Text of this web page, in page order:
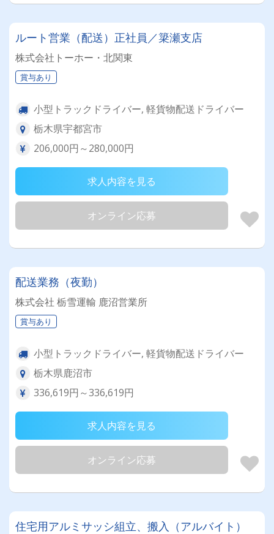
ルート営業（配送）正社員／簗瀬支店
株式会社トーホー・北関東
賞与あり
小型トラックドライバー, 軽貨物配送ドライバー
栃木県宇都宮市
206,000円～280,000円
求人内容を見る
オンライン応募
配送業務（夜勤）
株式会社 栃雪運輸 鹿沼営業所
賞与あり
小型トラックドライバー, 軽貨物配送ドライバー
栃木県鹿沼市
336,619円～336,619円
求人内容を見る
オンライン応募
住宅用アルミサッシ組立、搬入（アルバイト）